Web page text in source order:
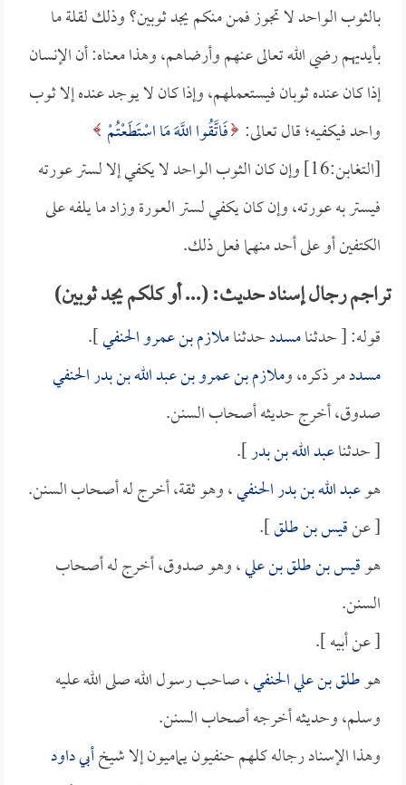
بالثوب الواحد لا تجوز فمن منكم يجد ثوبين؟ وذلك لقلة ما
بأيديهم رضي الله تعالى عنهم وأرضاهم، وهذا معناه: أن الإنسان
إذا كان عنده ثوبان فيستعملهم، وإذا كان لا يوجد عنده إلا ثوب
واحد فيكفيه؛ قال تعالى: فَاتَّقُوا اللَّهَ مَا اسْتَطَعْتُمْ
[التغابن:16] وإن كان الثوب الواحد لا يكفي إلا لستر عورته
فيستر به عورته، وإن كان يكفي لستر العورة وزاد ما يلفه على
الكتفين أو على أحد منهما فعل ذلك.
تراجم رجال إسناد حديث: (... أو كلكم يجد ثوبين)
قوله: [ حدثنامسددحدثناملازم بن عمرو الحنفي].
مسددمر ذكره، وملازم بن عمرو بن عبد الله بن بدر الحنفي
صدوق، أخرج حديثه أصحاب السنن.
[ حدثناعبد الله بن بدر].
هوعبد الله بن بدر الحنفي، وهو ثقة، أخرج له أصحاب السنن.
[ عنقيس بن طلق].
هوقيس بن طلق بن علي، وهو صدوق، أخرج له أصحاب
السنن.
[ عن أبيه ].
هوطلق بن علي الحنفي، صاحب رسول الله صلى الله عليه
وسلم، وحديثه أخرجه أصحاب السنن.
وهذا الإسناد رجاله كلهم حنفيون يماميون إلا شيخأبي داود